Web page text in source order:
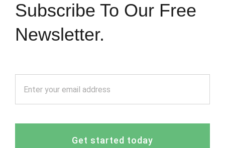
Subscribe To Our Free
Newsletter.
Get started today